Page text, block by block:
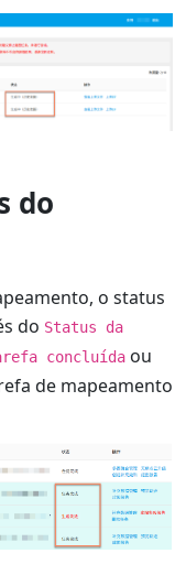
do
o status
do Status da
concluída ou
de mapeamento